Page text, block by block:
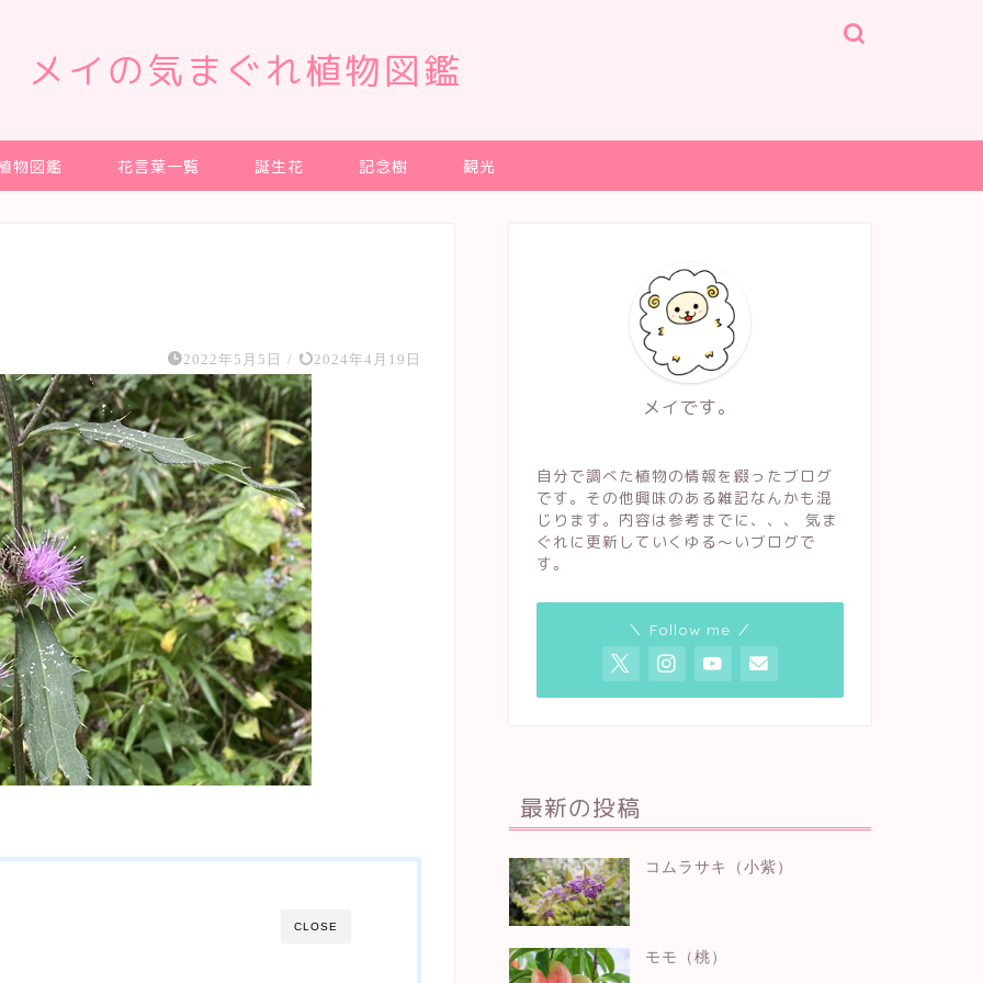
メイの気まぐれ植物図鑑
物図鑑 花言葉一覧 誕生花 記念樹 観光
2022年5月5日 / 2024年4月19日
CLOSE
メイです。
自分で調べた植物の情報を綴ったブログ
です。その他興味のある雑記なんかも混
じります。内容は参考までに、、、 気ま
ぐれに更新していくゆる〜いブログで
す。
＼ Follow me ／
最新の投稿
コムラサキ（小紫）
モモ（桃）